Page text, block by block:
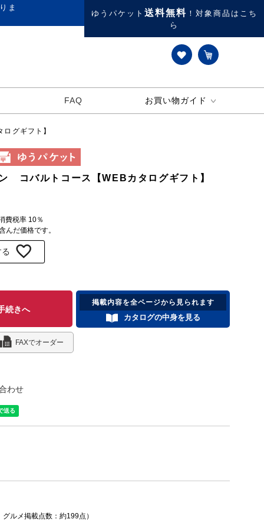
ま
ゆうパケット 送料無料 ！対象商品はこち
ら
FAQ お買い物ガイド
グギフト】
コバルトコース【WEBカタログギフト】
費税率 10％
だ価格です。
続きへ
掲載内容を全ページから見られます
カタログの中身を見る
FAXでオーダー
わせ
ルメ掲載点数：約199点）